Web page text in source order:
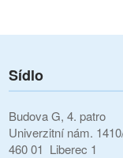
Sídlo
Budova G, 4. patro
Univerzitní nám.
460 01 Liberec 1